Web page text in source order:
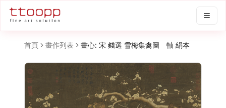
首頁 畫作列表 畫心: 宋 錢選 雪梅集禽圖 軸 絹本